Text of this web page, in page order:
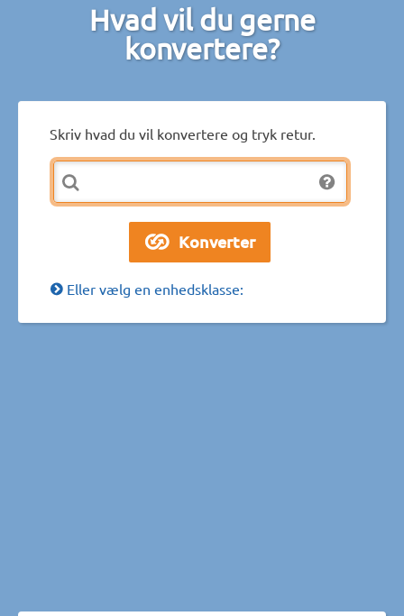
Hvad vil du gerne
konvertere?
Skriv hvad du vil konvertere og tryk retur.
Eller vælg en enhedsklasse: